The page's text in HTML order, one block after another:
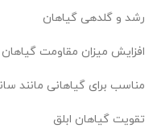
رشد و گلدهی گیاهان
افزایش میزان مقاومت گیاهان
مناسب برای گیاهانی مانند
تقویت گیاهان ابلق